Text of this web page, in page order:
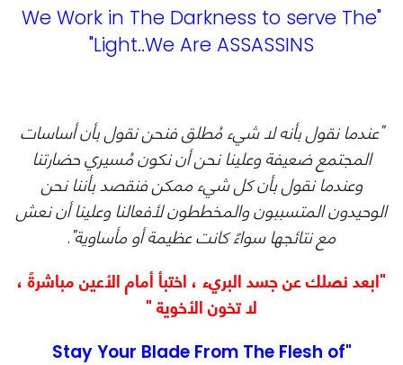
"We Work in The Darkness to serve The
Light..We Are ASSASSINS"
"عندما نقول بأنه لا شيء مُطلق فنحن نقول بأن أساسات
المجتمع ضعيفة وعلينا نحن أن نكون مُسيري حضارتنا
وعندما نقول بأن كل شيء ممكن فنقصد بأننا نحن
الوحيدون المتسببون والمخططون لأفعالنا وعلينا أن نعش
مع نتائجها سواءً كانت عظيمة أو مأساوية".
"ابعد نصلك عن جسد البريء ، اختبأ أمام الأعين مباشرةً ،
لا تخون الأخوية "
"Stay Your Blade From The Flesh of